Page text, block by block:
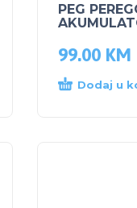
PEG
99.00 KM
Dodaj u